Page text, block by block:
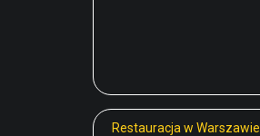
Restauracja w Warszawie